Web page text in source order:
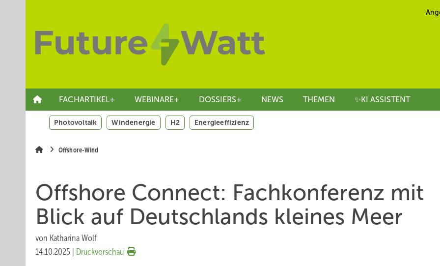
FACHARTIKEL+ WEBINARE+ DOSSIERS+ NEWS THEMEN ✨KI ASSISTENT
Photovoltaik Windenergie H2 Energieeffizienz
Offshore-Wind
Offshore Connect: Fachkonferenz mit
Blick auf Deutschlands kleines Meer
von Katharina Wolf
14.10.2025
Druckvorschau